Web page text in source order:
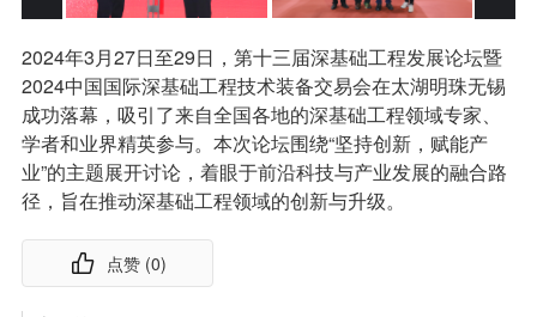
2024年3月27日至29日，第十三届深基础工程发展论坛暨
2024中国国际深基础工程技术装备交易会在太湖明珠无锡
成功落幕，吸引了来自全国各地的深基础工程领域专家、
学者和业界精英参与。本次论坛围绕“坚持创新，赋能产
业”的主题展开讨论，着眼于前沿科技与产业发展的融合路
径，旨在推动深基础工程领域的创新与升级。
点赞 (0)